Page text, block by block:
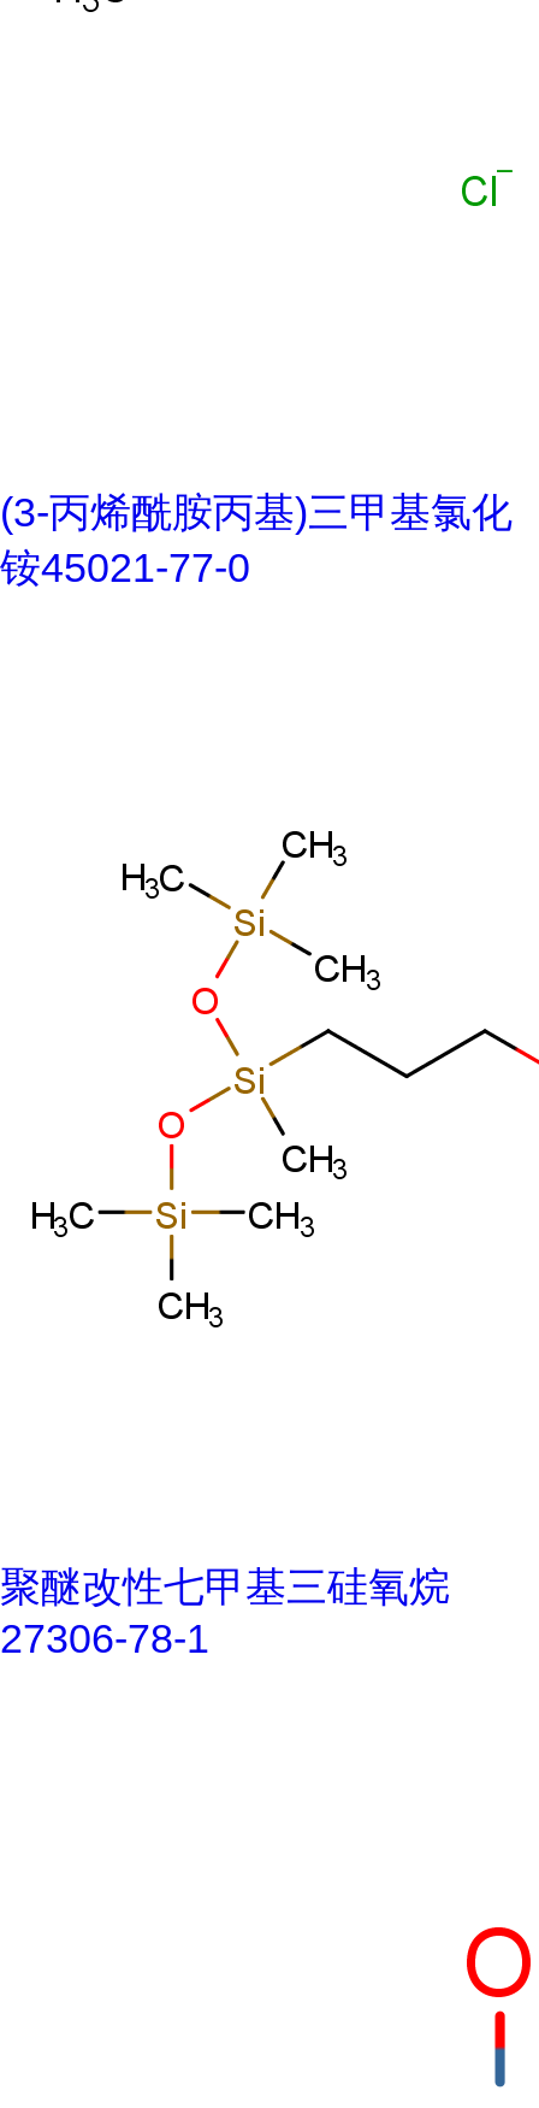
(3-丙烯酰胺丙基)三甲基氯化
铵45021-77-0
聚醚改性七甲基三硅氧烷
27306-78-1